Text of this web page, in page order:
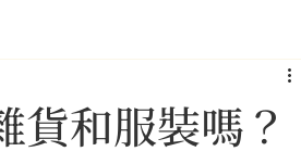
貨和服裝嗎？